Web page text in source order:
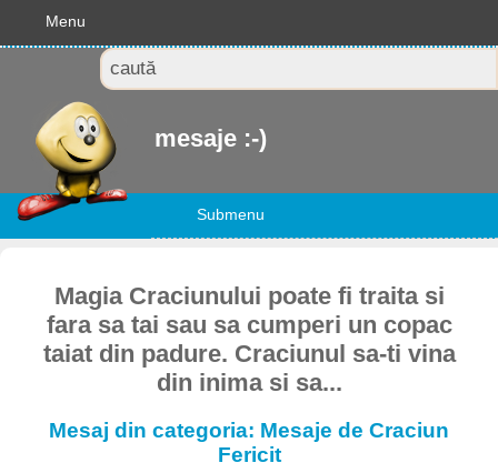
Menu
mesaje :-)
Submenu
Magia Craciunului poate fi traita si
fara sa tai sau sa cumperi un copac
taiat din padure. Craciunul sa-ti vina
din inima si sa...
Mesaj din categoria: Mesaje de Craciun
Fericit